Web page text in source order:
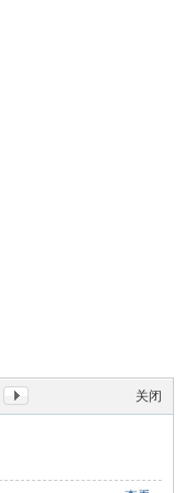
关闭